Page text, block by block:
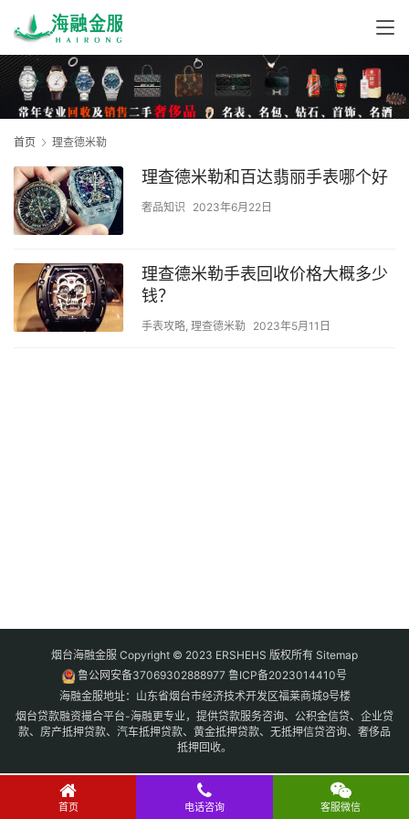
首页 理查德米勒
理查德米勒和百达翡丽手表哪个好
奢品知识 2023年6月22日
理查德米勒手表回收价格大概多少
钱？
手表攻略, 理查德米勒 2023年5月11日
烟台海融金服 Copyright © 2023 ERSHEHS 版权所有 Sitemap
鲁公网安备37069302888977 鲁ICP备2023014410号
海融金服地址：山东省烟台市经济技术开发区福莱商城9号楼
烟台贷款融资撮合平台-海融更专业，提供贷款服务咨询、公积金信贷、企业贷
款、房产抵押贷款、汽车抵押贷款、黄金抵押贷款、无抵押信贷咨询、奢侈品
抵押回收。
首页 电话咨询 客服微信